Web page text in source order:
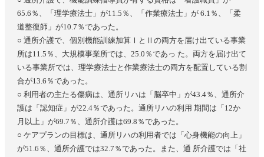
65.6％、「理学療法士」が11.5％、「作業療法士」が 6.1％、「柔
道整復師」が10.7％であった。
○ 通所介護で、個別機能訓練加算ⅠとⅡの両方を届け出ている事業
所は11.5％、大規模事業所では、25.0％であっ た。両方を届け出て
いる事業所では、理学療法士と作業療法士の両方を配置している割
合が13.6％であった。
○ 利用者の主たる傷病は、通所リハは「脳卒中」が43.4％、通所介
護は「認知症」が22.4％であった。通所リハの利用 期間は「12か
月以上」が69.7％、通所介護は69.8％であった。
○ ケアプランの目標は、通所リハの利用者では「心身機能の向上」
が51.6％、通所介護では32.7％であった。また、通 所介護では「社